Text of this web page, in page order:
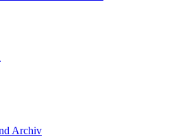
Archiv